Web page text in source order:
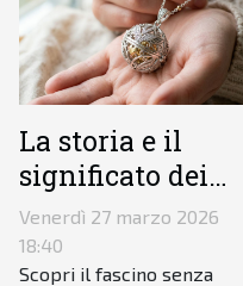
La storia e il
significato dei
gioielli chiama
angeli
Venerdì 27 marzo 2026
18:40
Scopri il fascino senza